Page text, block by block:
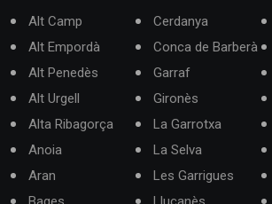
Alt Camp
Alt Empordà
Alt Penedès
Alt Urgell
Alta Ribagorça
Anoia
Aran
Cerdanya
Conca de Barberà
Garraf
Gironès
La Garrotxa
La Selva
Les Garrigues